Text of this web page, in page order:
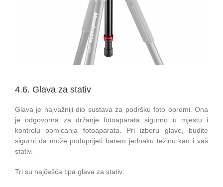
4.6. Glava za stativ
Glava je najvažniji dio sustava za podršku foto opremi. Ona
je odgovorna za držanje fotoaparata sigurno u mjestu i
kontrolu pomicanja fotoaparata. Pri izboru glave, budite
sigurni da može poduprijeti barem jednaku težinu kao i vaš
stativ.
Tri su najčešća tipa glava za stativ: